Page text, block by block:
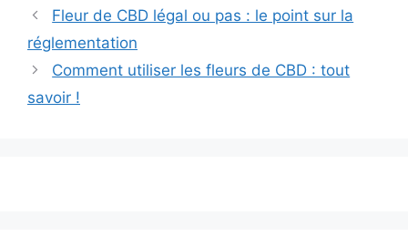
Fleur de CBD légal ou pas : le point sur la
réglementation
Comment utiliser les fleurs de CBD : tout
savoir !